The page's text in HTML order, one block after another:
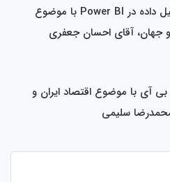
نمونه کار تحلیل داده در Power BI با موضوع
جهان، آقای احسان جعفری
بی آی با موضوع اقتصاد ایران و
سلیمی